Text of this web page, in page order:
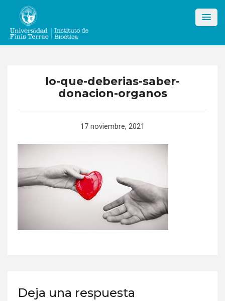
content
lo-que-deberias-saber-
donacion-organos
17 noviembre, 2021
Deja una respuesta